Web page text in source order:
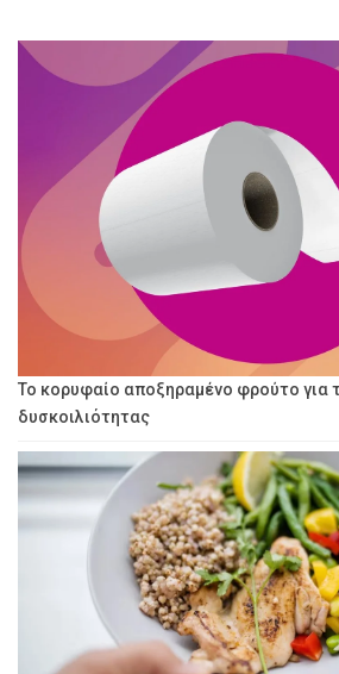
Το κορυφαίο αποξηραμένο φρούτο για
δυσκοιλιότητας